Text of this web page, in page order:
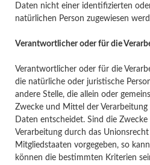
Daten nicht einer identifizierten
natürlichen Person zugewiesen
Verantwortlicher oder für die
Verantwortlicher oder für die
die natürliche oder juristische
andere Stelle, die allein oder
Zwecke und Mittel der Verarbeitung
Daten entscheidet. Sind die
Verarbeitung durch das
Mitgliedstaaten vorgegeben, so
können die bestimmten Kriterien